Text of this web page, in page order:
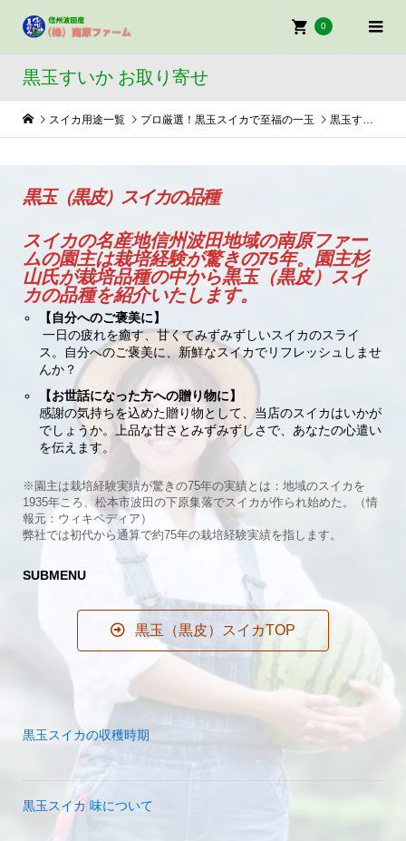
0
黒玉すいか お取り寄せ
スイカ用途一覧 プロ厳選！黒玉スイカで至福の一玉 黒玉すいか お取り寄せ
黒玉（黒皮）スイカの品種
スイカの名産地信州波田地域の南原ファー
ムの園主は栽培経験が驚きの75年。 園主杉
山氏が栽培品種の中から黒玉（黒皮）スイ
カの品種を紹介いたします。
【自分へのご褒美に】
一日の疲れを癒す、甘くてみずみずしいスイカのスライ
ス。自分へのご褒美に、新鮮なスイカでリフレッシュしませ
んか？
【お世話になった方への贈り物に】
感謝の気持ちを込めた贈り物として、当店のスイカはいかが
でしょうか。上品な甘さとみずみずしさで、あなたの心遣い
を伝えます。
※園主は栽培経験実績が驚きの75年の実績とは：地域のスイカを
1935年ころ、松本市波田の下原集落でスイカが作られ始めた。（情
報元：ウィキペディア）
弊社では初代から通算で約75年の栽培経験実績を指します。
SUBMENU
黒玉（黒皮）スイカTOP
黒玉スイカの収穫時期
黒玉スイカ 味について